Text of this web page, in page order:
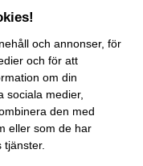
och annonser, för
och för att
om din
sociala medier,
den med
eller som de har